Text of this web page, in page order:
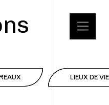
LIEUX DE VIE